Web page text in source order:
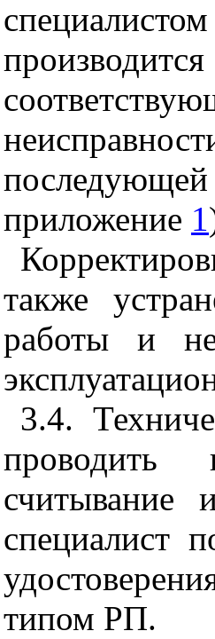
приложение 1
также
работы и
3.4.
проводить
считывание
специалист
типом РП.